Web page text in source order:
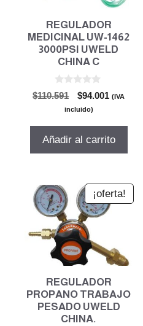
REGULADOR
MEDICINAL UW-1462
3000PSI UWELD
CHINA C
0
d
$110.591
El
precio
era:
$94.001 El
(IVA
incluido)
Añadir al carrito
¡oferta!
REGULADOR
PROPANO TRABAJO
PESADO UWELD
CHINA.